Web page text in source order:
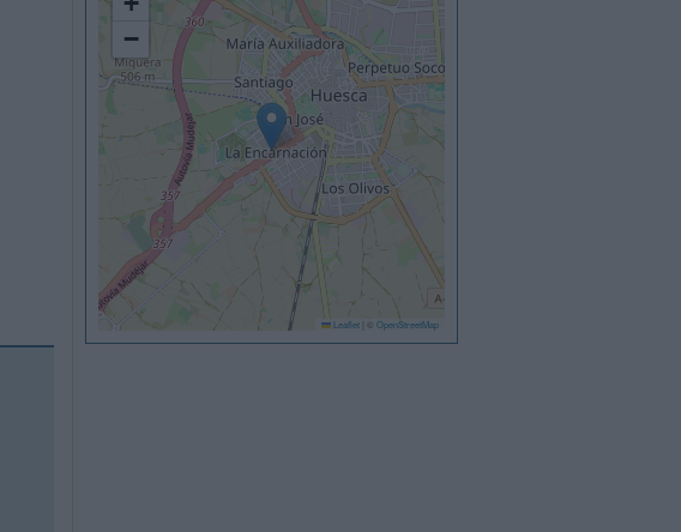
−
Leaflet © OpenStreetMap